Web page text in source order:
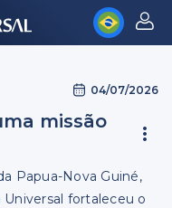
04/07/2026
missão
Papua-Nova Guiné,
Universal fortaleceu o